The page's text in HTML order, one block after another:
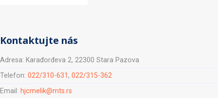
Kontaktujte nás
Adresa: Karađorđeva 2, 22300 Stara Pazova
Telefon: 022/310-631, 022/315-362
Email: hjcmelik@mts.rs